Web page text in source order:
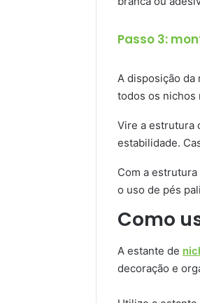
Passo 3:
A disposição da
todos os nichos
Vire a estrutura
estabilidade.
Com a
o uso de pés
Como
A estante de
decoração e